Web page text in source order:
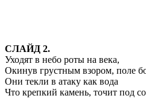
СЛАЙД 2.
Уходят в небо роты на века,
Окинув грустным взором, поле
Они текли в атаку как вода
Что крепкий камень, точит под